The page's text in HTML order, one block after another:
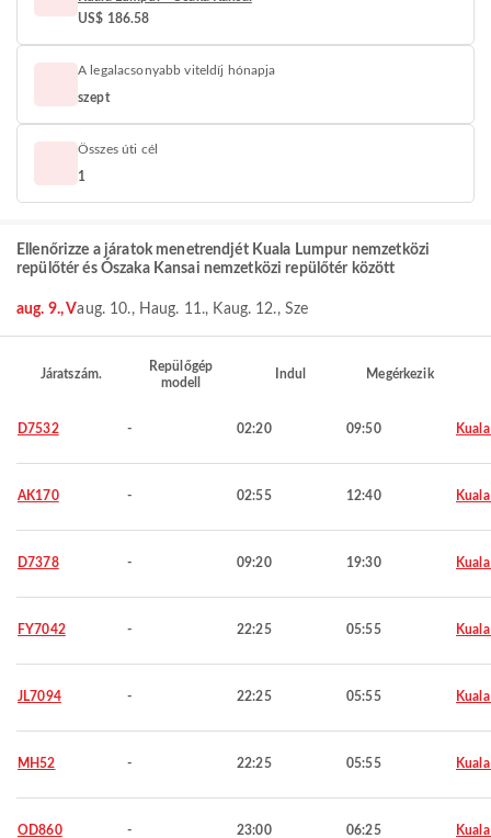
US$ 186.58
A legalacsonyabb viteldíj hónapja
szept
Összes úti cél
1
Ellenőrizze a járatok menetrendjét Kuala Lumpur nemzetközi
repülőtér és Ószaka Kansai nemzetközi repülőtér között
aug. 9., Vaug. 10., H aug. 11., Kaug. 12., Sze
Járatszám.
Repülőgép
modell
Indul Megérkezik
D7532 - 02:20 09:50
AK170 - 02:55 12:40
D7378 - 09:20 19:30
FY7042 - 22:25 05:55
JL7094 - 22:25 05:55
MH52 - 22:25 05:55
OD860 - 23:00 06:25